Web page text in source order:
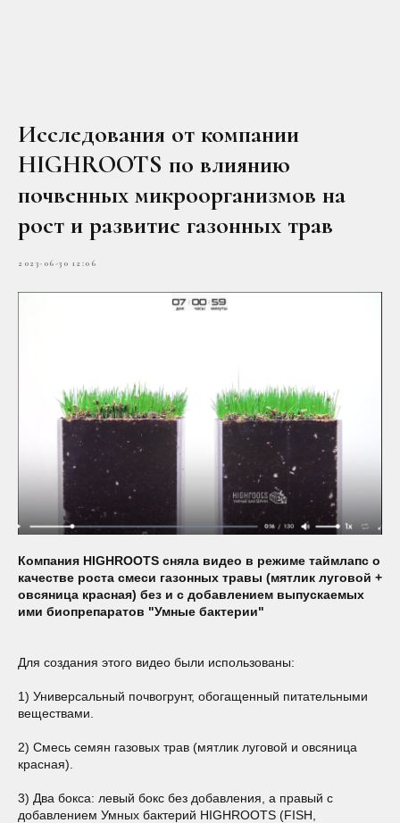
Исследования от компании
HIGHROOTS по влиянию
почвенных микроорганизмов на
рост и развитие газонных трав
2023-06-30 12:06
Компания HIGHROOTS сняла видео в режиме таймлапс о
качестве роста смеси газонных травы (мятлик луговой +
овсяница красная) без и с добавлением выпускаемых
ими биопрепаратов "Умные бактерии"
Для создания этого видео были использованы:
1) Универсальный почвогрунт, обогащенный питательными
веществами.
2) Смесь семян газовых трав (мятлик луговой и овсяница
красная).
3) Два бокса: левый бокс без добавления, а правый с
добавлением Умных бактерий HIGHROOTS (FISH,